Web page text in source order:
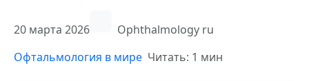
20 марта 2026
Ophthalmology ru
Офтальмология в мире Читать: 1 мин